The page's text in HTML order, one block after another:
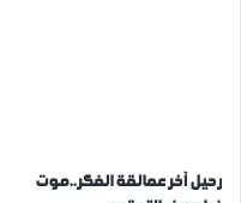
رحيل آخر عمالقة الفكر..موت